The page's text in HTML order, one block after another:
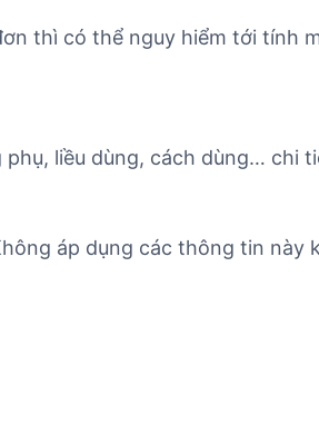
thì có thể nguy hiểm tới tính
liều dùng, cách dùng… chi
áp dụng các thông tin này